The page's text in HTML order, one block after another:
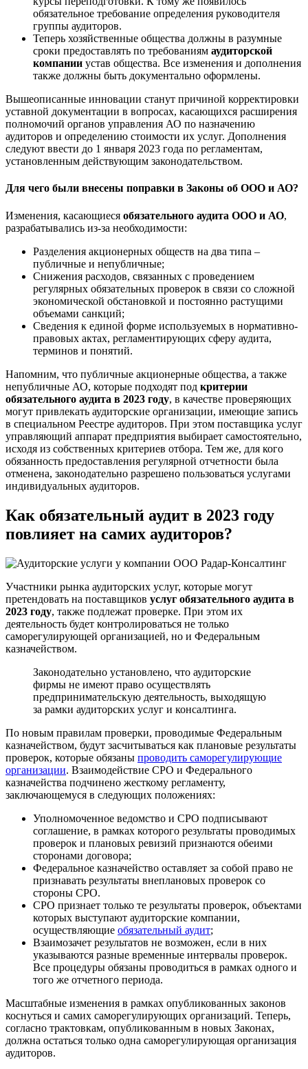
обязательное требование определения руководителя
группы аудиторов.
Теперь хозяйственные общества должны в разумные
сроки предоставлять по требованиям аудиторской
компании устав общества. Все изменения и дополнения
также должны быть документально оформлены.
Вышеописанные инновации станут причиной корректировки
уставной документации в вопросах, касающихся расширения
полномочий органов управления АО по назначению
аудиторов и определению стоимости их услуг. Дополнения
следуют ввести до 1 января 2023 года по регламентам,
установленным действующим законодательством.
Для чего были внесены поправки в Законы об ООО и АО?
Изменения, касающиеся обязательного аудита ООО и АО,
разрабатывались из-за необходимости:
Разделения акционерных обществ на два типа –
публичные и непубличные;
Снижения расходов, связанных с проведением
регулярных обязательных проверок в связи со сложной
экономической обстановкой и постоянно растущими
объемами санкций;
Сведения к единой форме используемых в нормативно-
правовых актах, регламентирующих сферу аудита,
терминов и понятий.
Напомним, что публичные акционерные общества, а также
непубличные АО, которые подходят под критерии
обязательного аудита в 2023 году, в качестве проверяющих
могут привлекать аудиторские организации, имеющие запись
в специальном Реестре аудиторов. При этом поставщика услуг
управляющий аппарат предприятия выбирает самостоятельно,
исходя из собственных критериев отбора. Тем же, для кого
обязанность предоставления регулярной отчетности была
отменена, законодательно разрешено пользоваться услугами
индивидуальных аудиторов.
Как обязательный аудит в 2023 году
повлияет на самих аудиторов?
Участники рынка аудиторских услуг, которые могут
претендовать на поставщиков услуг обязательного аудита в
2023 году, также подлежат проверке. При этом их
деятельность будет контролироваться не только
саморегулирующей организацией, но и Федеральным
казначейством.
Законодательно установлено, что аудиторские
фирмы не имеют право осуществлять
предпринимательскую деятельность, выходящую
за рамки аудиторских услуг и консалтинга.
По новым правилам проверки, проводимые Федеральным
казначейством, будут засчитываться как плановые результаты
проверок, которые обязаны проводить саморегулирующие
организации. Взаимодействие СРО и Федерального
казначейства подчинено жесткому регламенту,
заключающемуся в следующих положениях:
Уполномоченное ведомство и СРО подписывают
соглашение, в рамках которого результаты проводимых
проверок и плановых ревизий признаются обеими
сторонами договора;
Федеральное казначейство оставляет за собой право не
признавать результаты внеплановых проверок со
стороны СРО.
СРО признает только те результаты проверок, объектами
которых выступают аудиторские компании,
осуществляющие обязательный аудит;
Взаимозачет результатов не возможен, если в них
указываются разные временные интервалы проверок.
Все процедуры обязаны проводиться в рамках одного и
того же отчетного периода.
Масштабные изменения в рамках опубликованных законов
коснуться и самих саморегулирующих организаций. Теперь,
согласно трактовкам, опубликованным в новых Законах,
должна остаться только одна саморегулирующая организация
аудиторов.